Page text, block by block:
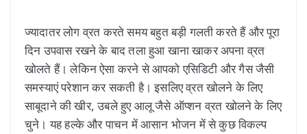
ज्यादातर लोग व्रत करते समय बहुत बड़ी गलती करते हैं और पूरा
दिन उपवास रखने के बाद तला हुआ खाना खाकर अपना व्रत
खोलते हैं। लेकिन ऐसा करने से आपको एसिडिटी और गैस जैसी
समस्याएं परेशान कर सकती है। इसलिए व्रत खोलने के लिए
साबूदाने की खीर, उबले हुए आलू जैसे ऑप्शन व्रत खोलने के लिए
चुने। यह हल्के और पाचन में आसान भोजन में से कुछ विकल्प